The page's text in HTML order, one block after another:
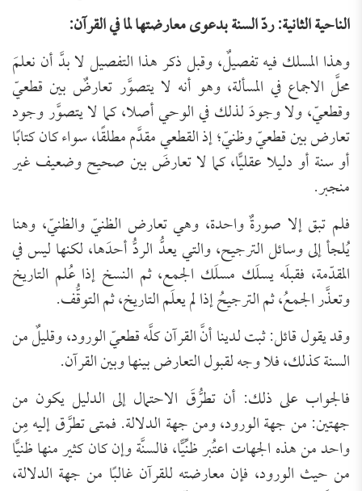
الناحية الثانية: ردّ السنة بدعوى معارضتها لما في القرآن:
وهذا المسلك فيه تفصيلٌ، وقبل ذكر هذا التفصيل لا بدَّ أن نعلمَ
محلَّ الاجماع في المسألة، وهو أنه لا يتصوَّر تعارضٌ بين قطعيّ
وقطعيّ، ولا وجودَ لذلك في الوحي أصلا، كما لا يتصوَّر وجود
تعارض بين قطعيّ وظنيّ؛ إذ القطعي مقدَّم مطلقًا، سواء كان كتابًا
أو سنة أو دليلا عقليًّا، كما لا تعارضَ بين صحيح وضعيف غير
منجبر.
فلم تبق إلا صورةٌ واحدة، وهي تعارض الظنيّ والظنيّ، وهنا
يُلجأ إلى وسائل الترجيح، والتي يعدُّ الردُّ أحدَها، لكنها ليس في
المقدّمة، فقبلَه يسلَك مسلَك الجمع، ثم النسخ إذا عُلم التاريخ
وتعذَّر الجمعُ، ثم الترجيحُ إذا لم يعلَم التاريخ، ثم التوقُّف.
وقد يقول قائل: ثبت لدينا أنَّ القرآن كلَّه قطعيّ الورود، وقليلٌ من
السنة كذلك، فلا وجه لقبول التعارض بينها وبين القرآن.
فالجواب على ذلك: أن تطرُّقَ الاحتمال إلى الدليل يكون من
جهتين: من جهة الورود، ومن جهة الدلالة. فمتى تطرَّق إليه مِن
واحد من هذه الجهات اعتُبر ظنِّيًّا، فالسنَّة وإن كان كثير منها ظنيًّا
من حيث الورود، فإن معارضته للقرآن غالبًا من جهة الدلالة،